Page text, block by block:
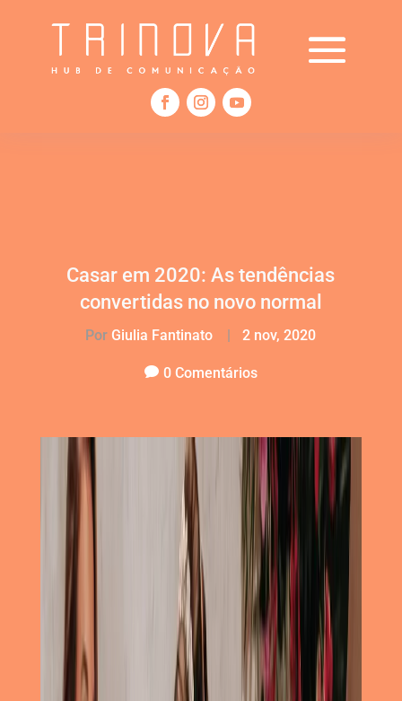
Casar em 2020: As tendências
convertidas no novo normal
Por Giulia Fantinato | 2 nov, 2020
0 Comentários